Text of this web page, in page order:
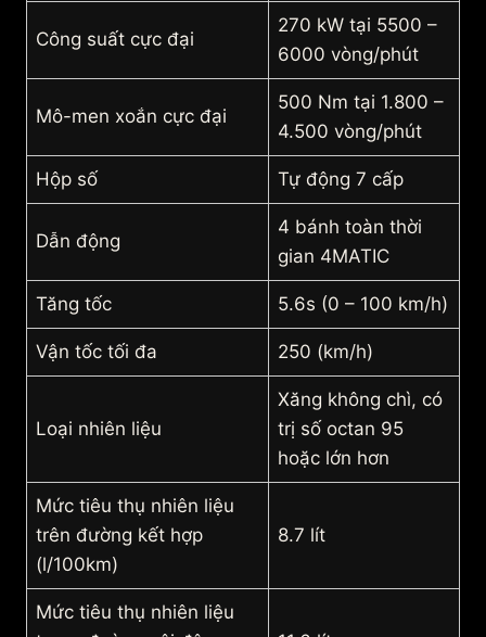
Công suất cực đại
270 kW tại 5500 –
6000 vòng/phút
Mô-men xoắn cực đại
500 Nm tại 1.800 –
4.500 vòng/phút
Hộp số Tự động 7 cấp
Dẫn động
4 bánh toàn thời
gian 4MATIC
Tăng tốc 5.6s (0 – 100 km/h)
Vận tốc tối đa 250 (km/h)
Loại nhiên liệu
Xăng không chì, có
trị số octan 95
hoặc lớn hơn
Mức tiêu thụ nhiên liệu
trên đường kết hợp
(l/100km)
8.7 lít
Mức tiêu thụ nhiên liệu